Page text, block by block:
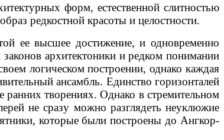
форм, естественной слитностью
редкостной красоты и целостности.
ее высшее достижение, и одновременно
архитектоники и редком понимании
логическом построении, однако каждая
ансамбль. Единство горизонталей
творениях. Однако в стремительном
не сразу можно разглядеть неуклюжие
которые были построены до Ангкор-